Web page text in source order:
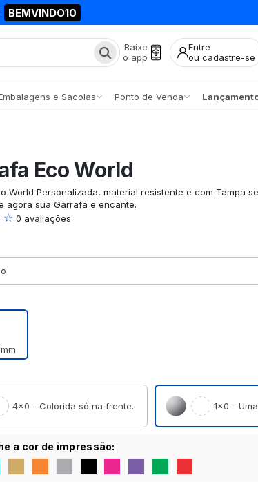
BEMVINDO10
Baixe
o app
Entre
ou cadastre-se
e Sacolas Ponto de Venda
Eco World
World Personalizada, material resistente e com Tampa
agora sua Garrafa e encante.
☆ 0 avaliações
4×0 - Colorida só na frente. 1×0 -
a cor de impressão: